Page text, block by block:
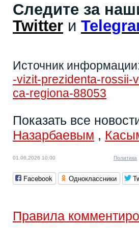
Следите за
Twitter и
Источник
-vizit-prezidenta-rossii-
ca-regiona-88053
Показать все
Назарбаевым ,
01.06.2026 10:00 Политика
Facebook Одноклассники
Правила